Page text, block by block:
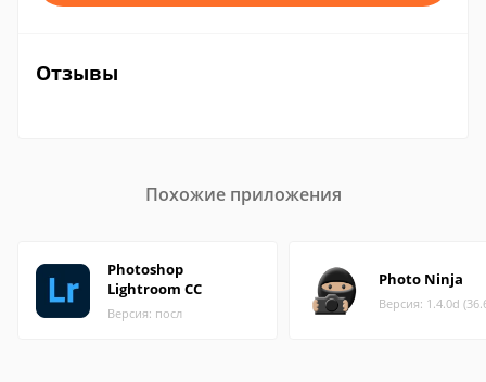
Отзывы
Похожие приложения
Photoshop
Lightroom CC
Версия: посл
Photo Ninja
Версия: 1.4.0d